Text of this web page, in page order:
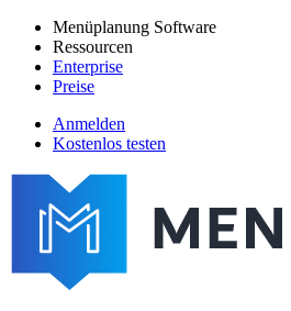
Direkt
zum
Inhalt
Main
navigation
Menüplanung Software
Ressourcen
Enterprise
Preise
menutech
navigation
Anmelden
Kostenlos testen